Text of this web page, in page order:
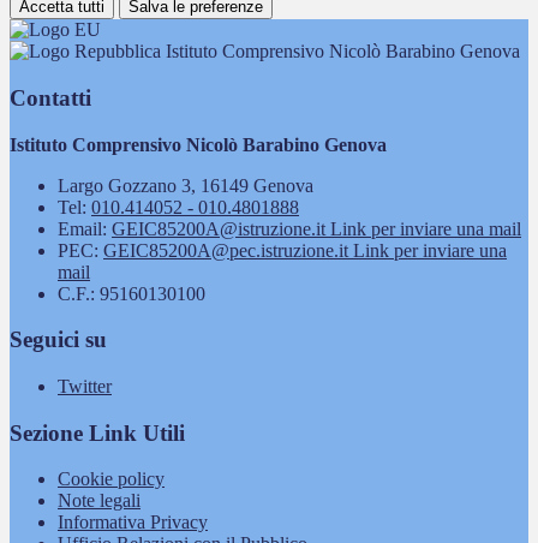
Accetta tutti Salva le preferenze
Istituto Comprensivo Nicolò Barabino Genova
Contatti
Istituto Comprensivo Nicolò Barabino Genova
Largo Gozzano 3, 16149 Genova
Tel: 010.414052 - 010.4801888
Email: GEIC85200A@istruzione.it Link per inviare una mail
PEC: GEIC85200A@pec.istruzione.it Link per inviare una
mail
C.F.: 95160130100
Seguici su
Twitter
Sezione Link Utili
Cookie policy
Note legali
Informativa Privacy